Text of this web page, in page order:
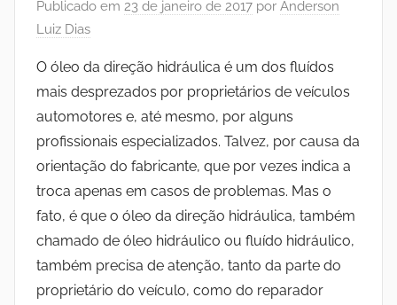
Publicado em 23 de janeiro de 2017 por Anderson
Luiz Dias
O óleo da direção hidráulica é um dos fluídos
mais desprezados por proprietários de veículos
automotores e, até mesmo, por alguns
profissionais especializados. Talvez, por causa da
orientação do fabricante, que por vezes indica a
troca apenas em casos de problemas. Mas o
fato, é que o óleo da direção hidráulica, também
chamado de óleo hidráulico ou fluído hidráulico,
também precisa de atenção, tanto da parte do
proprietário do veículo, como do reparador